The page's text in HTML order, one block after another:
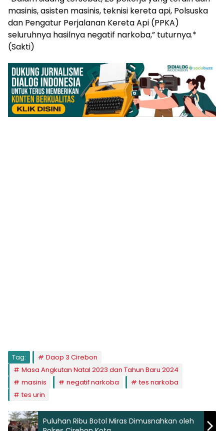
masinis, asisten masinis, teknisi kereta api, Polsuska
dan Pengatur Perjalanan Kereta Api (PPKA)
seluruhnya hasilnya negatif narkoba,” tuturnya.*
(Sakti)
Tag:
Daop 3 Cirebon
Masa Angkutan Natal 2023 dan Tahun Baru 2024
masinis
negatif narkoba
tes narkoba
tes urin
Puluhan Ribu Botol Miras Dimusnahkan oleh